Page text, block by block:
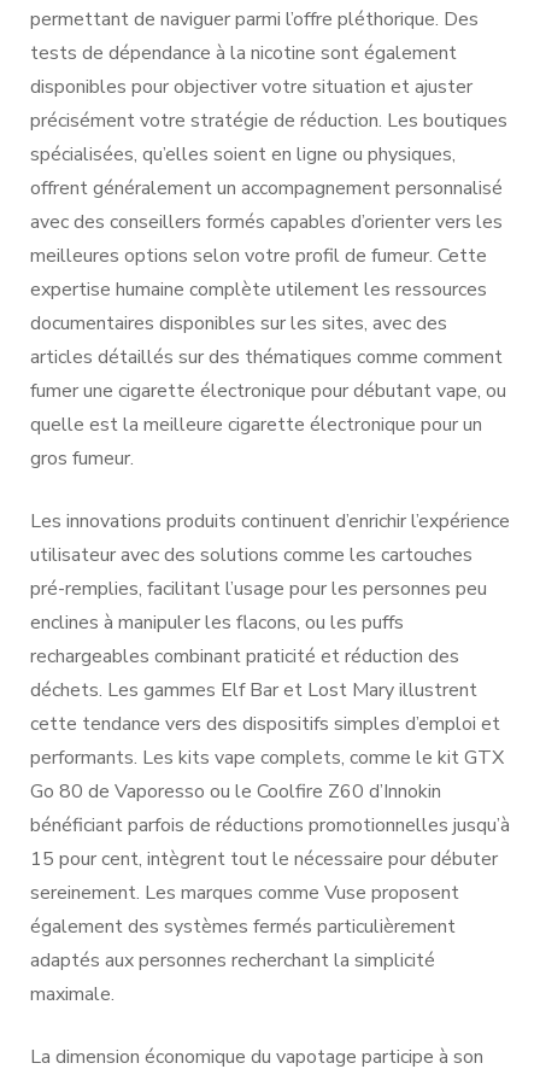
permettant de naviguer parmi l’offre pléthorique. Des
tests de dépendance à la nicotine sont également
disponibles pour objectiver votre situation et ajuster
précisément votre stratégie de réduction. Les boutiques
spécialisées, qu’elles soient en ligne ou physiques,
offrent généralement un accompagnement personnalisé
avec des conseillers formés capables d’orienter vers les
meilleures options selon votre profil de fumeur. Cette
expertise humaine complète utilement les ressources
documentaires disponibles sur les sites, avec des
articles détaillés sur des thématiques comme comment
fumer une cigarette électronique pour débutant vape, ou
quelle est la meilleure cigarette électronique pour un
gros fumeur.
Les innovations produits continuent d’enrichir l’expérience
utilisateur avec des solutions comme les cartouches
pré-remplies, facilitant l’usage pour les personnes peu
enclines à manipuler les flacons, ou les puffs
rechargeables combinant praticité et réduction des
déchets. Les gammes Elf Bar et Lost Mary illustrent
cette tendance vers des dispositifs simples d’emploi et
performants. Les kits vape complets, comme le kit GTX
Go 80 de Vaporesso ou le Coolfire Z60 d’Innokin
bénéficiant parfois de réductions promotionnelles jusqu’à
15 pour cent, intègrent tout le nécessaire pour débuter
sereinement. Les marques comme Vuse proposent
également des systèmes fermés particulièrement
adaptés aux personnes recherchant la simplicité
maximale.
La dimension économique du vapotage participe à son